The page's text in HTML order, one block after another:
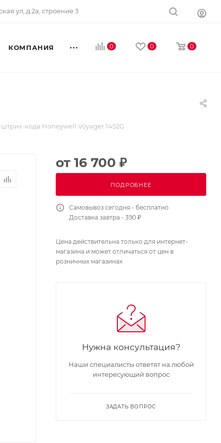
ул, д.2а, строение 3
0 0 0
КОМПАНИЯ
кода Honeywell Voyager 1452G
от 16 700 ₽
ПОДРОБНЕЕ
Самовывоз сегодня - бесплатно
Доставка завтра - 390 ₽
Цена действительна только для интернет-
магазина и может отличаться от цен в
розничных магазинах
Нужна консультация?
Наши специалисты ответят на любой
интересующий вопрос
ЗАДАТЬ ВОПРОС